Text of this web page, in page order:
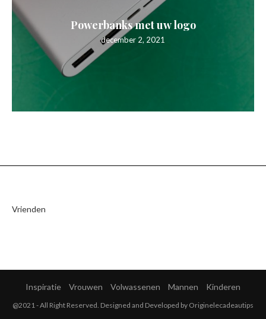
Powerbanks met uw logo
december 2, 2021
Vrienden
Inspiratie Vrouwen Volwassenen Mannen Kinderen
@2021 - All Right Reserved. Designed and Developed by Originelecadeautips